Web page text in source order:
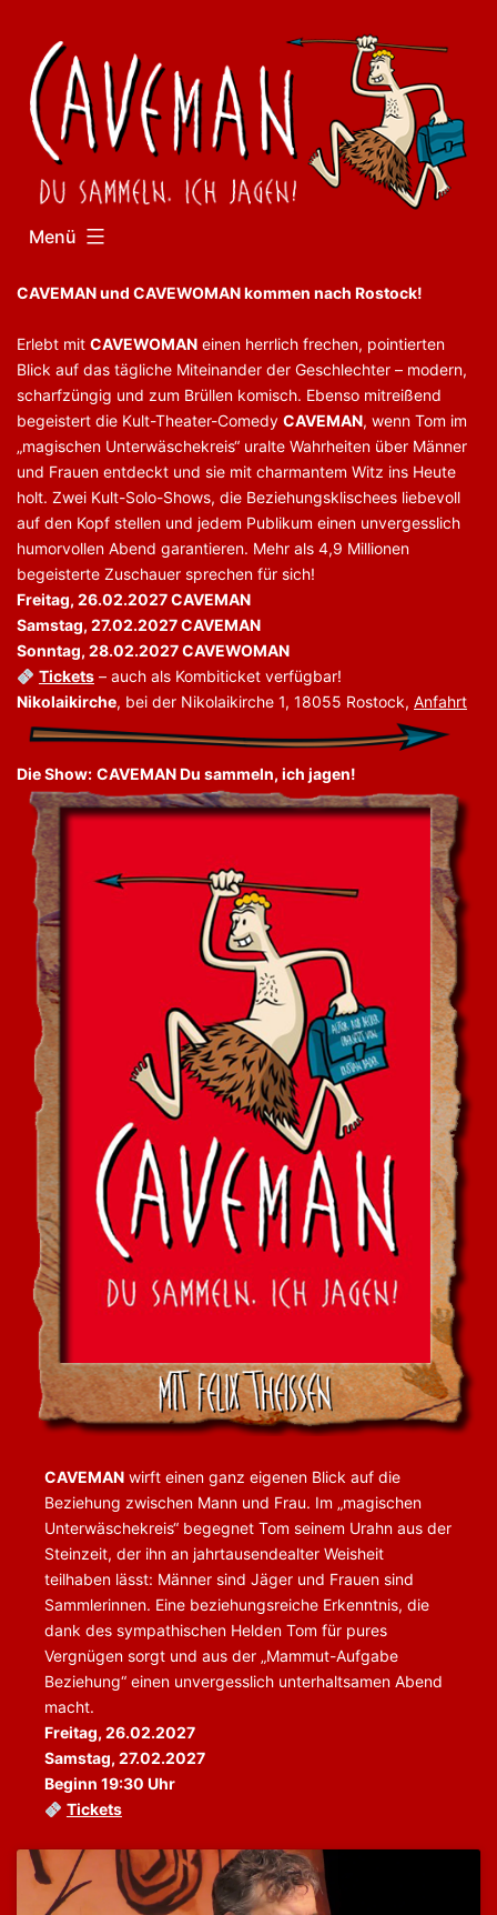
springen
Menü
CAVEMAN und CAVEWOMAN kommen nach Rostock!
Erlebt mit CAVEWOMAN einen herrlich frechen, pointierten
Blick auf das tägliche Miteinander der Geschlechter – modern,
scharfzüngig und zum Brüllen komisch. Ebenso mitreißend
begeistert die Kult-Theater-Comedy CAVEMAN, wenn Tom im
„magischen Unterwäschekreis“ uralte Wahrheiten über Männer
und Frauen entdeckt und sie mit charmantem Witz ins Heute
holt. Zwei Kult-Solo-Shows, die Beziehungsklischees liebevoll
auf den Kopf stellen und jedem Publikum einen unvergesslich
humorvollen Abend garantieren. Mehr als 4,9 Millionen
begeisterte Zuschauer sprechen für sich!
Freitag, 26.02.2027 CAVEMAN
Samstag, 27.02.2027 CAVEMAN
Sonntag, 28.02.2027 CAVEWOMAN
Tickets– auch als Kombiticket verfügbar!
Nikolaikirche, bei der Nikolaikirche 1, 18055 Rostock, Anfahrt
Die Show: CAVEMAN Du sammeln, ich jagen!
CAVEMAN wirft einen ganz eigenen Blick auf die
Beziehung zwischen Mann und Frau. Im „magischen
Unterwäschekreis“ begegnet Tom seinem Urahn aus der
Steinzeit, der ihn an jahrtausendealter Weisheit
teilhaben lässt: Männer sind Jäger und Frauen sind
Sammlerinnen. Eine beziehungsreiche Erkenntnis, die
dank des sympathischen Helden Tom für pures
Vergnügen sorgt und aus der „Mammut-Aufgabe
Beziehung“ einen unvergesslich unterhaltsamen Abend
macht.
Freitag, 26.02.2027
Samstag, 27.02.2027
Beginn 19:30 Uhr
Tickets